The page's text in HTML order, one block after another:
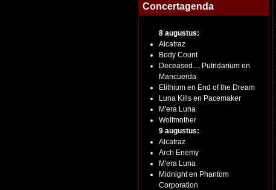
Concertagenda
8 augustus:
Alcatraz
Body Count
Deceased..., Putridarium en
Mancuerda
Elithium en End of the Dream
Luna Kills en Pacemaker
M'era Luna
Wolfmother
9 augustus:
Alcatraz
Arch Enemy
M'era Luna
Midnight en Phantom
Corporation